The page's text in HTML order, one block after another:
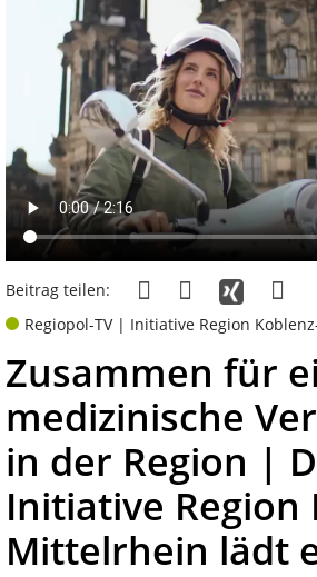
Beitrag teilen:
Regiopol-TV | Initiative Region
Zusammen für
medizinische
in der Region |
Initiative Region
Mittelrhein lädt